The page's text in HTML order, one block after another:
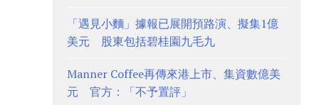
「遇見小麵」據報已展開預路演、擬集1億
美元 股東包括碧桂園九毛九
Manner Coffee再傳來港上市、集資數億美
元 官方：「不予置評」